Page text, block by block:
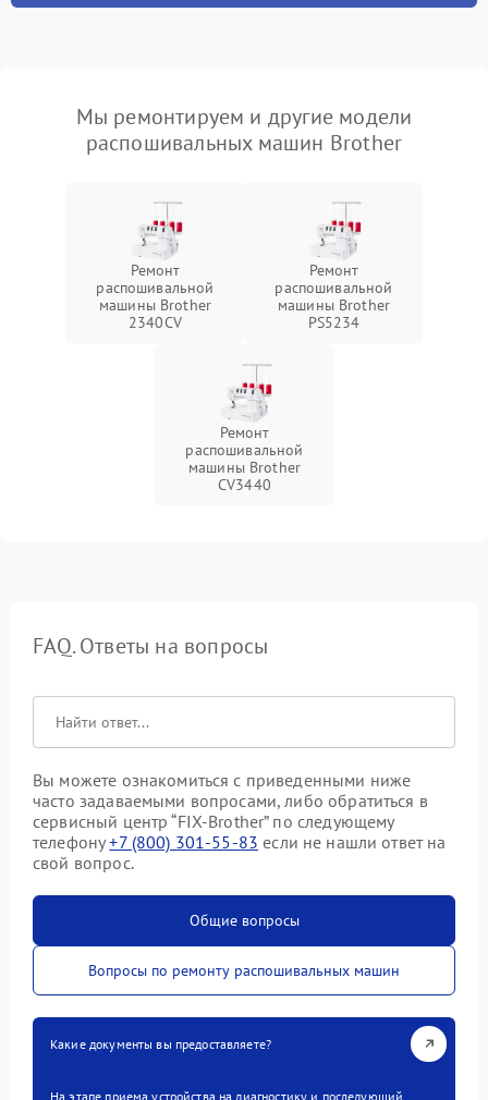
Мы ремонтируем и другие модели
распошивальных машин Brother
Ремонт
распошивальной
машины Brother
2340CV
Ремонт
распошивальной
машины Brother
PS5234
Ремонт
распошивальной
машины Brother
CV3440
FAQ. Ответы на вопросы
Вы можете ознакомиться с приведенными ниже
часто задаваемыми вопросами, либо обратиться в
сервисный центр “FIX-Brother” по следующему
телефону+7 (800) 301-55-83 если не нашли ответ на
свой вопрос.
Общие вопросы
Вопросы по ремонту распошивальных машин
Какие документы вы предоставляете?
На этапе приема устройства на диагностику и последующий